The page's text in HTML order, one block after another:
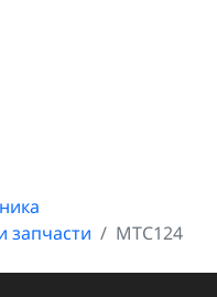
запчасти
МТС124